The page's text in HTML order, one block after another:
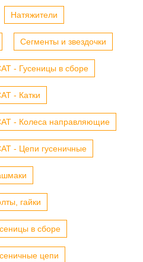
Натяжители
Сегменты и звездочки
- Гусеницы в сборе
- Катки
- Колеса направляющие
- Цепи гусеничные
гайки
в сборе
цепи